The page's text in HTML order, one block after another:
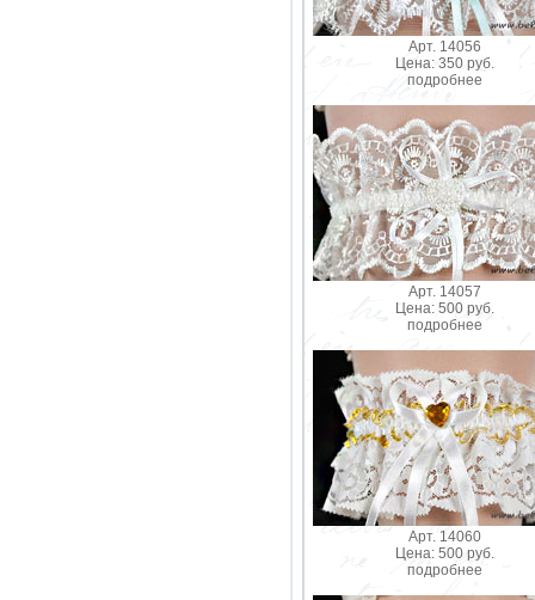
Арт. 14056
Цена: 350 руб.
подробнее
Арт. 14057
Цена: 500 руб.
подробнее
Арт. 14060
Цена: 500 руб.
подробнее